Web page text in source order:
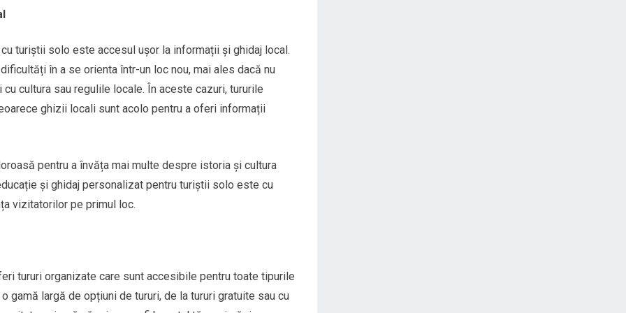
turiștii solo este accesul ușor la informații și ghidaj local.
în a se orienta într-un loc nou, mai ales dacă nu
cultura sau regulile locale. În aceste cazuri, tururile
ghizii locali sunt acolo pentru a oferi informații
pentru a învăța mai multe despre istoria și cultura
și ghidaj personalizat pentru turiștii solo este cu
vizitatorilor pe primul loc.
tururi organizate care sunt accesibile pentru toate tipurile
gamă largă de opțiuni de tururi, de la tururi gratuite sau cu